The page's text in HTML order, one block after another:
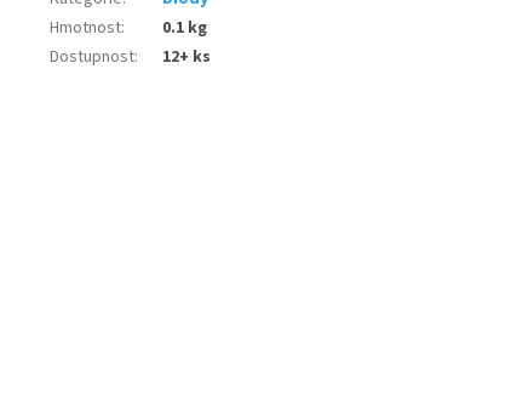
Hmotnost:
0.1 kg
Dostupnost: 12+ ks